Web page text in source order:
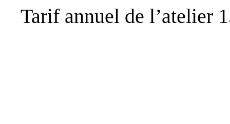
Tarif annuel de l’atelier